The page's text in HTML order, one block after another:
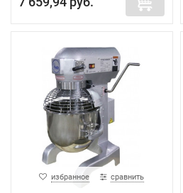
избранное сравнить